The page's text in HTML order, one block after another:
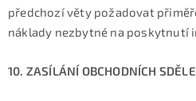
předchozí věty požadovat
náklady nezbytné na poskytnutí
10. ZASÍLÁNÍ OBCHODNÍCH